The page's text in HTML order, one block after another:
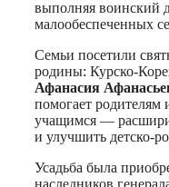
выполняя воинский
малообеспеченных
Семьи посетили
родины: Курско-
Афанасия
помогает родителям
учащимся —
и улучшить детско-
Усадьба была